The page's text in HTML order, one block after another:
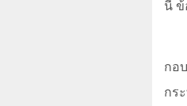
นี้
กอ
กร